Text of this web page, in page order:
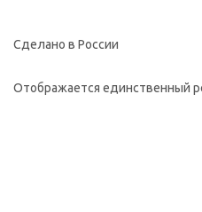
Сделано в России
Отображается единственный